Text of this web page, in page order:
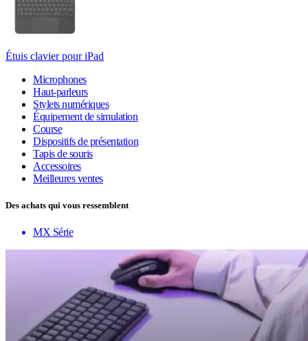
Étuis clavier pour iPad
Microphones
Haut-parleurs
Stylets numériques
Équipement de simulation
Course
Dispositifs de présentation
Tapis de souris
Accessoires
Meilleures ventes
Des achats qui vous ressemblent
MX Série